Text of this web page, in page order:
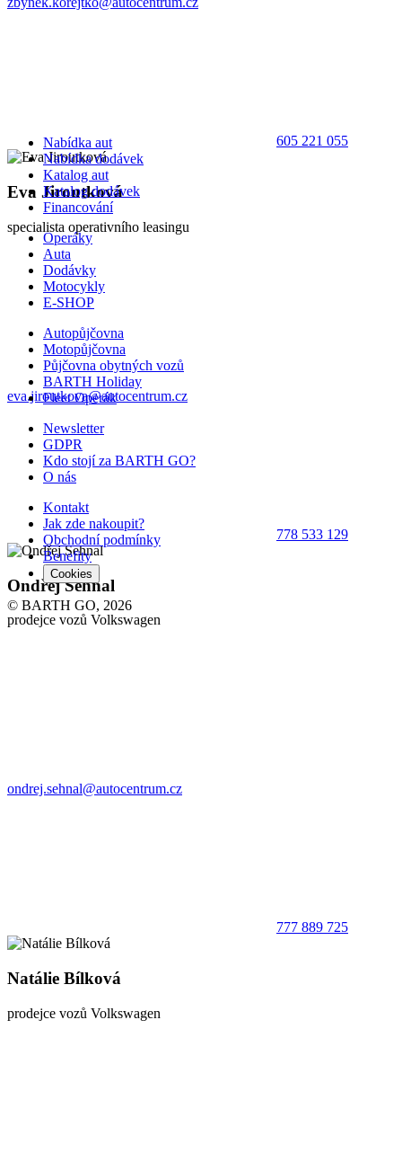
605 221 055
Eva Jiroutková
specialista operativního leasingu
eva.jiroutkova@autocentrum.cz
778 533 129
Ondřej Sehnal
prodejce vozů Volkswagen
ondrej.sehnal@autocentrum.cz
777 889 725
Natálie Bílková
prodejce vozů Volkswagen
Nabídka aut
Nabídka dodávek
Katalog aut
Katalog dodávek
Financování
Operáky
Auta
Dodávky
Motocykly
E-SHOP
Autopůjčovna
Motopůjčovna
Půjčovna obytných vozů
BARTH Holiday
Fleet Operák
Newsletter
GDPR
Kdo stojí za BARTH GO?
O nás
Kontakt
Jak zde nakoupit?
Obchodní podmínky
Benefity
Cookies
© BARTH GO, 2026